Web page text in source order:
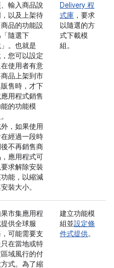
輸入商品說
以及上架待
品的功能設
隨選下
。也就是
您可以設定
使用者有意
品上架到市
售時，才下
用程式銷售
的功能模
，如果使用
經過一段時
不再銷售商
應用程式可
求解除安裝
能，以縮減
裝大小。
Delivery 程
式庫 ，要求
以隨選的方
式下載模
組。
市集應用程
供全球服
可能需要支
在當地或特
域風行的付
式。為了縮
建立功能模
組並設定條
件式提供。